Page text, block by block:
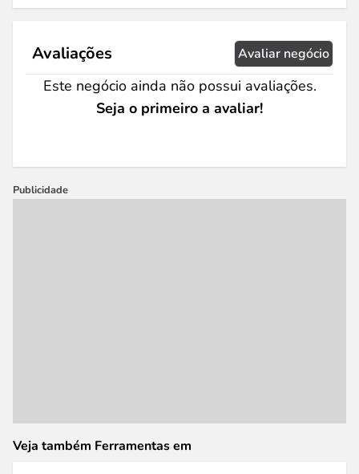
Avaliações Avaliar negócio
Este negócio ainda não possui avaliações.
Seja o primeiro a avaliar!
Publicidade
Veja também Ferramentas em